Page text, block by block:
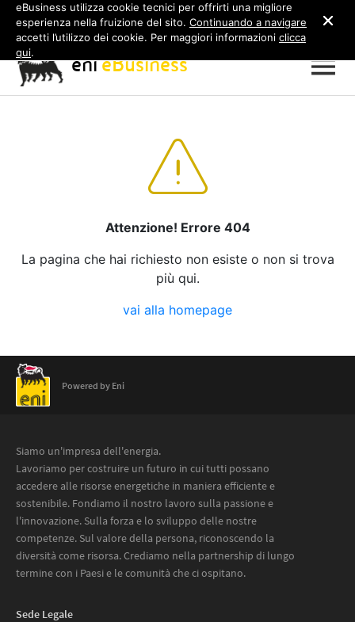
eBusiness utilizza cookie tecnici per offrirti una migliore
esperienza nella fruizione del sito. Continuando a navigare
accetti l’utilizzo dei cookie. Per maggiori informazioni clicca
qui.
enieBusiness
Attenzione! Errore 404
La pagina che hai richiesto non esiste o non si trova
più qui.
vai alla homepage
Powered by Eni
Siamo un'impresa dell'energia.
Lavoriamo per costruire un futuro in cui tutti possano
accedere alle risorse energetiche in maniera efficiente e
sostenibile. Fondiamo il nostro lavoro sulla passione e
l'innovazione. Sulla forza e lo sviluppo delle nostre
competenze. Sul valore della persona, riconoscendo la
diversità come risorsa. Crediamo nella partnership di lungo
termine con i Paesi e le comunità che ci ospitano.
Sede Legale